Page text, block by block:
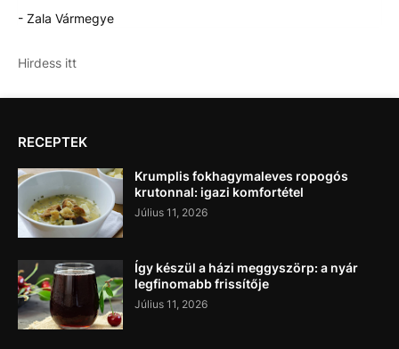
- Zala Vármegye
Hirdess itt
RECEPTEK
Krumplis fokhagymaleves ropogós
krutonnal: igazi komfortétel
Július 11, 2026
Így készül a házi meggyszörp: a nyár
legfinomabb frissítője
Július 11, 2026